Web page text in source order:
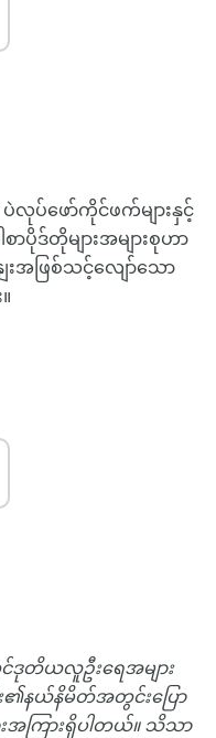
ပ်ဖော်ကိုင်ဖက်များနှင့်
ပိုဒ်တိုများအများစုဟာ
အဖြစ်သင့်လျော်သော
ဒုတိယလူဦးရေအများ
၏နယ်နိမိတ်အတွင်းပြော
းအကြားရှိပါတယ်။ သိသာ